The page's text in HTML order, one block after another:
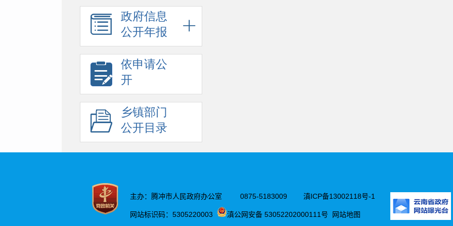
政府信息
公开年报
依申请公
开
乡镇部门
公开目录